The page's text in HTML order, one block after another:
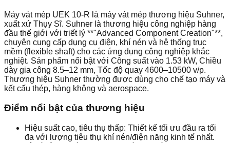
Máy vát mép UEK 10-R là máy vát mép thương hiệu Suhner,
xuất xứ Thụy Sĩ. Suhner là thương hiệu công nghiệp hàng
đầu thế giới với triết lý **"Advanced Component Creation"**,
chuyên cung cấp dụng cụ điện, khí nén và hệ thống trục
mềm (flexible shaft) cho các ứng dụng công nghiệp khắc
nghiệt. Sản phẩm nổi bật với Công suất vào 1.53 kW, Chiều
dày gia công 8.5–12 mm, Tốc độ quay 4600–10500 v/p.
Thương hiệu Suhner thường được dùng cho chế tạo máy và
kết cấu thép, hàng không và aerospace.
Điểm nổi bật của thương hiệu
Hiệu suất cao, tiêu thụ thấp: Thiết kế tối ưu đầu ra tối
đa với lượng tiêu thụ khí nén/điện năng kinh tế nhất.